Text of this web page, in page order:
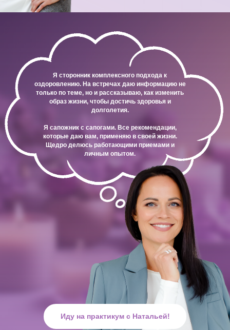
Я сторонник комплексного подхода к
оздоровлению. На встречах даю информацию не
только по теме, но и рассказываю, как изменить
образ жизни, чтобы достичь здоровья и
долголетия.
Я сапожник с сапогами. Все рекомендации,
которые даю вам, применяю в своей жизни.
Щедро делюсь работающими приемами и
личным опытом.
Иду на практикум с Натальей!